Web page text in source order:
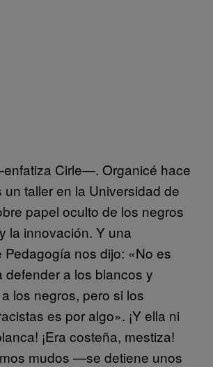
Cirle—. Organicé hace
taller en la Universidad de
papel oculto de los negros
la innovación. Y una
Pedagogía nos dijo: «No es
defender a los blancos y
los negros, pero si los
es por algo». ¡Y ella ni
¡Era costeña, mestiza!
mudos —se detiene unos